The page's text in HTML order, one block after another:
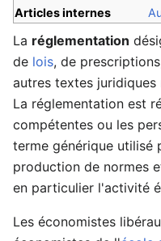
Articles internes
La réglementation
de lois, de
autres textes
La réglementation est
compétentes ou les
terme générique utilisé
production de normes
en particulier l'activité
Les économistes